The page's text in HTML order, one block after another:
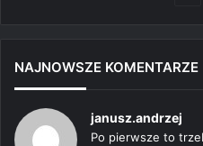
NAJNOWSZE KOMENTARZE
janusz.andrzej
Po pierwsze to